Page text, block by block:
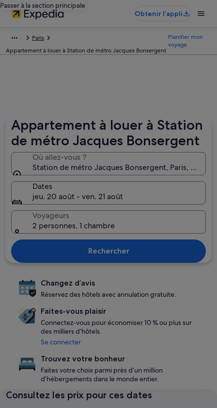
Passer à la section principale
Obtenir l’appli
Paris
Appartement à louer à Station de métro Jacques Bonsergent
Planifier mon
voyage
Appartement à louer à Station
de métro Jacques Bonsergent
Où allez-vous ?
Station de métro Jacques Bonsergent, Paris, France
Dates
jeu. 20 août - ven. 21 août
Voyageurs
2 personnes, 1 chambre
Rechercher
Changez d’avis
Réservez des hôtels avec annulation gratuite.
Faites-vous plaisir
Connectez-vous pour économiser 10 % ou plus sur
des milliers d’hôtels.
Se connecter
Trouvez votre bonheur
Faites votre choix parmi près d’un million
d’hébergements dans le monde entier.
Consultez les prix pour ces dates